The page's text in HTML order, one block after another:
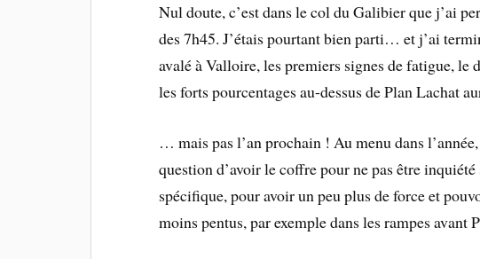
Nul doute, c’est dans le col du Galibier que j’ai
des 7h45. J’étais pourtant bien parti… et j’ai
avalé à Valloire, les premiers signes de fatigue, le
les forts pourcentages au-dessus de Plan Lachat
… mais pas l’an prochain ! Au menu dans
question d’avoir le coffre pour ne pas être
spécifique, pour avoir un peu plus de force et
moins pentus, par exemple dans les rampes avant